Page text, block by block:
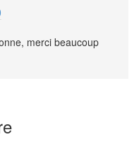
merci beaucoup